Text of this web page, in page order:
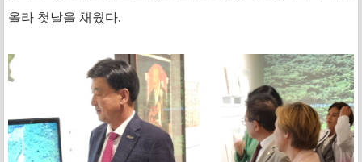
올라 첫날을 채웠다.